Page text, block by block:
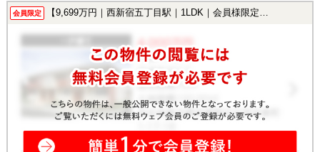
会員限定 【9,699万円｜西新宿五丁目駅｜1LDK｜会員様限定で公開中！】